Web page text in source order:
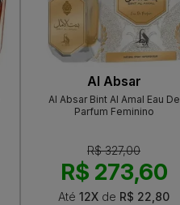
Al Absar
Al Absar Bint Al Amal Eau De
Parfum Feminino
R$ 327,00
R$ 273,60
Até 12X de R$ 22,80